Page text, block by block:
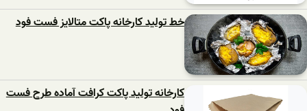
خط تولید کارخانه پاکت متالایز فست فود
کارخانه تولید پاکت کرافت آماده طرح فست